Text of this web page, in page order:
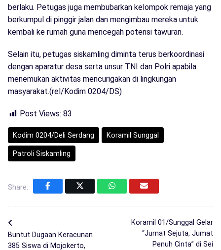
berlaku. Petugas juga membubarkan kelompok remaja yang
berkumpul di pinggir jalan dan mengimbau mereka untuk
kembali ke rumah guna mencegah potensi tawuran.
Selain itu, petugas siskamling diminta terus berkoordinasi
dengan aparatur desa serta unsur TNI dan Polri apabila
menemukan aktivitas mencurigakan di lingkungan
masyarakat.(rel/Kodim 0204/DS)
Post Views: 83
Kodim 0204/Deli Serdang Koramil Sunggal
Patroli Siskamling
Share:
Buntut Dugaan Keracunan
385 Siswa di Mojokerto,
Koramil 01/Sunggal Gelar
“Jumat Sejuta, Jumat
Penuh Cinta” di Sei